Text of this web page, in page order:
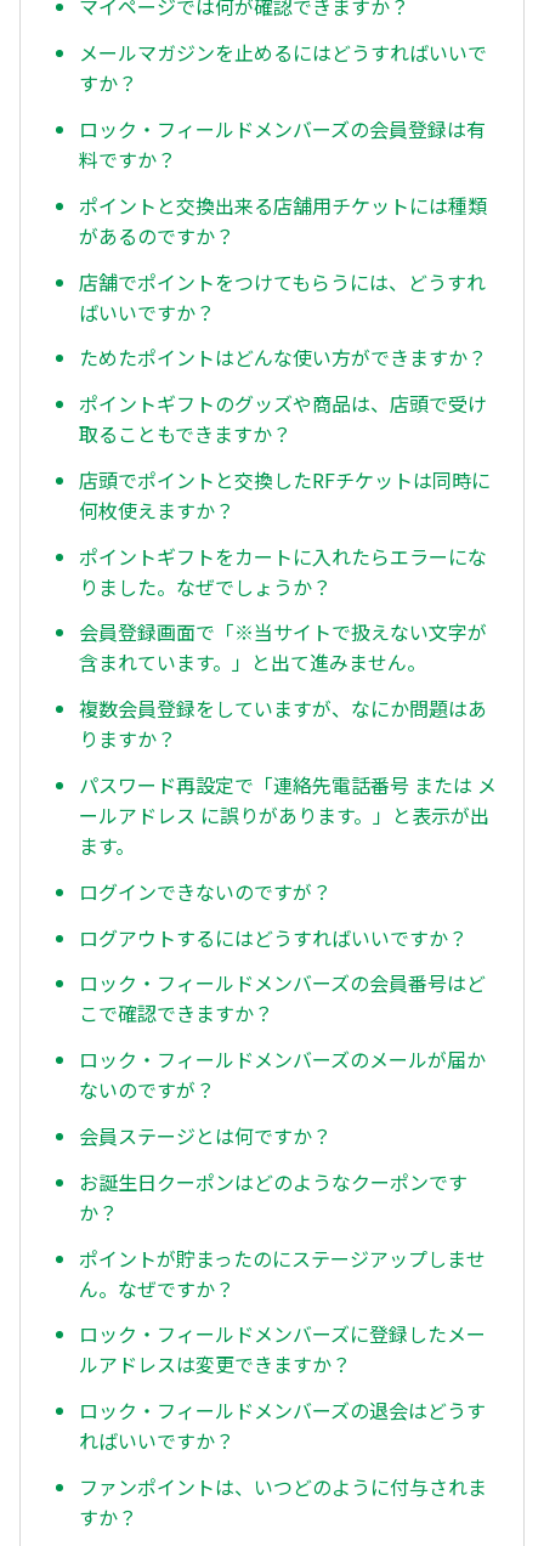
マイページでは何が確認できますか？
メールマガジンを止めるにはどうすればいいで
すか？
ロック・フィールドメンバーズの会員登録は有
料ですか？
ポイントと交換出来る店舗用チケットには種類
があるのですか？
店舗でポイントをつけてもらうには、どうすれ
ばいいですか？
ためたポイントはどんな使い方ができますか？
ポイントギフトのグッズや商品は、店頭で受け
取ることもできますか？
店頭でポイントと交換したRFチケットは同時に
何枚使えますか？
ポイントギフトをカートに入れたらエラーにな
りました。なぜでしょうか？
会員登録画面で「※当サイトで扱えない文字が
含まれています。」と出て進みません。
複数会員登録をしていますが、なにか問題はあ
りますか？
パスワード再設定で「連絡先電話番号 または メ
ールアドレス に誤りがあります。」と表示が出
ます。
ログインできないのですが？
ログアウトするにはどうすればいいですか？
ロック・フィールドメンバーズの会員番号はど
こで確認できますか？
ロック・フィールドメンバーズのメールが届か
ないのですが？
会員ステージとは何ですか？
お誕生日クーポンはどのようなクーポンです
か？
ポイントが貯まったのにステージアップしませ
ん。なぜですか？
ロック・フィールドメンバーズに登録したメー
ルアドレスは変更できますか？
ロック・フィールドメンバーズの退会はどうす
ればいいですか？
ファンポイントは、いつどのように付与されま
すか？